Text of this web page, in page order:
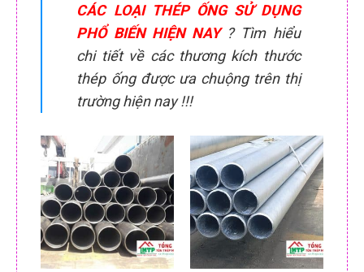
CÁC LOẠI THÉP ỐNG SỬ DỤNG
PHỔ BIẾN HIỆN NAY? Tìm hiểu
chi tiết về các thương kích thước
thép ống được ưa chuộng trên thị
trường hiện nay !!!